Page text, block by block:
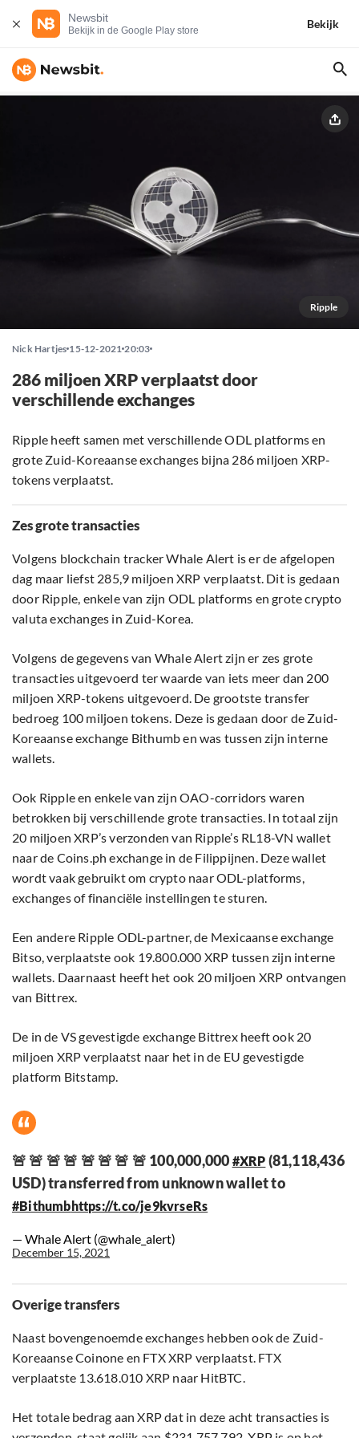
Newsbit
Bekijk in de Google Play store
Bekijk
Ripple
Nick Hartjes 15-12-2021 20:03
286 miljoen XRP verplaatst door
verschillende exchanges
Ripple heeft samen met verschillende ODL platforms en
grote Zuid-Koreaanse exchanges bijna 286 miljoen XRP-
tokens verplaatst.
Zes grote transacties
Volgens blockchain tracker Whale Alert is er de afgelopen
dag maar liefst 285,9 miljoen XRP verplaatst. Dit is gedaan
door Ripple, enkele van zijn ODL platforms en grote crypto
valuta exchanges in Zuid-Korea.
Volgens de gegevens van Whale Alert zijn er zes grote
transacties uitgevoerd ter waarde van iets meer dan 200
miljoen XRP-tokens uitgevoerd. De grootste transfer
bedroeg 100 miljoen tokens. Deze is gedaan door de Zuid-
Koreaanse exchange Bithumb en was tussen zijn interne
wallets.
Ook Ripple en enkele van zijn OAO-corridors waren
betrokken bij verschillende grote transacties. In totaal zijn
20 miljoen XRP’s verzonden van Ripple’s RL18-VN wallet
naar de Coins.ph exchange in de Filippijnen. Deze wallet
wordt vaak gebruikt om crypto naar ODL-platforms,
exchanges of financiële instellingen te sturen.
Een andere Ripple ODL-partner, de Mexicaanse exchange
Bitso, verplaatste ook 19.800.000 XRP tussen zijn interne
wallets. Daarnaast heeft het ook 20 miljoen XRP ontvangen
van Bittrex.
De in de VS gevestigde exchange Bittrex heeft ook 20
miljoen XRP verplaatst naar het in de EU gevestigde
platform Bitstamp.
🚨 🚨 🚨 🚨 🚨 🚨 🚨 🚨 100,000,000 #XRP (81,118,436
USD) transferred from unknown wallet to
#Bithumb https://t.co/je9kvrseRs
— Whale Alert (@whale_alert)
December 15, 2021
Overige transfers
Naast bovengenoemde exchanges hebben ook de Zuid-
Koreaanse Coinone en FTX XRP verplaatst. FTX
verplaatste 13.618.010 XRP naar HitBTC.
Het totale bedrag aan XRP dat in deze acht transacties is